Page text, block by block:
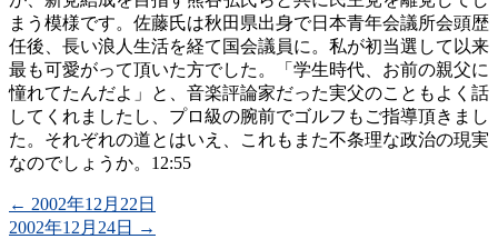
まう模様です。佐藤氏は秋田県出身で日本青年会議所会頭歴
任後、長い浪人生活を経て国会議員に。私が初当選して以来
最も可愛がって頂いた方でした。「学生時代、お前の親父に
憧れてたんだよ」と、音楽評論家だった実父のこともよく話
してくれましたし、プロ級の腕前でゴルフもご指導頂きまし
た。それぞれの道とはいえ、これもまた不条理な政治の現実
なのでしょうか。12:55
← 2002年12月22日
2002年12月24日
→